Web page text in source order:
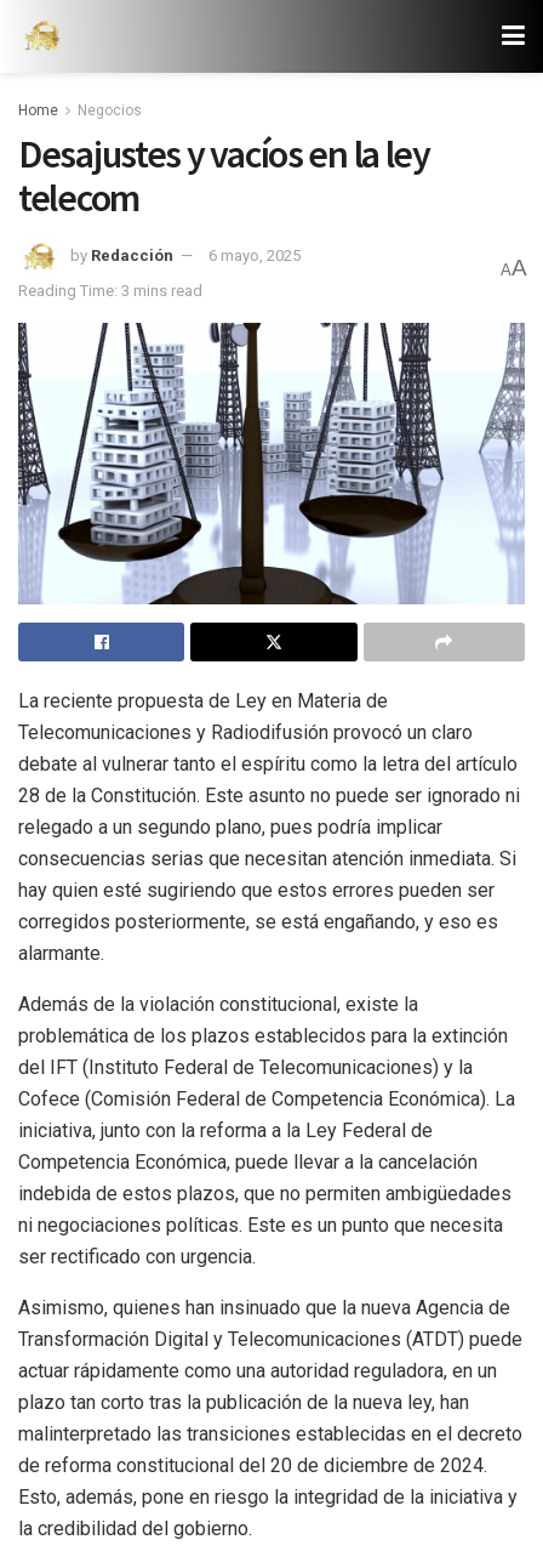
Home Negocios
Desajustes y vacíos en la ley
telecom
by Redacción
6 mayo, 2025
Reading Time: 3 mins read
AA
La reciente propuesta de Ley en Materia de
Telecomunicaciones y Radiodifusión provocó un claro
debate al vulnerar tanto el espíritu como la letra del artículo
28 de la Constitución. Este asunto no puede ser ignorado ni
relegado a un segundo plano, pues podría implicar
consecuencias serias que necesitan atención inmediata. Si
hay quien esté sugiriendo que estos errores pueden ser
corregidos posteriormente, se está engañando, y eso es
alarmante.
Además de la violación constitucional, existe la
problemática de los plazos establecidos para la extinción
del IFT (Instituto Federal de Telecomunicaciones) y la
Cofece (Comisión Federal de Competencia Económica). La
iniciativa, junto con la reforma a la Ley Federal de
Competencia Económica, puede llevar a la cancelación
indebida de estos plazos, que no permiten ambigüedades
ni negociaciones políticas. Este es un punto que necesita
ser rectificado con urgencia.
Asimismo, quienes han insinuado que la nueva Agencia de
Transformación Digital y Telecomunicaciones (ATDT) puede
actuar rápidamente como una autoridad reguladora, en un
plazo tan corto tras la publicación de la nueva ley, han
malinterpretado las transiciones establecidas en el decreto
de reforma constitucional del 20 de diciembre de 2024.
Esto, además, pone en riesgo la integridad de la iniciativa y
la credibilidad del gobierno.